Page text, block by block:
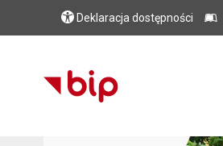
Deklaracja dostępności